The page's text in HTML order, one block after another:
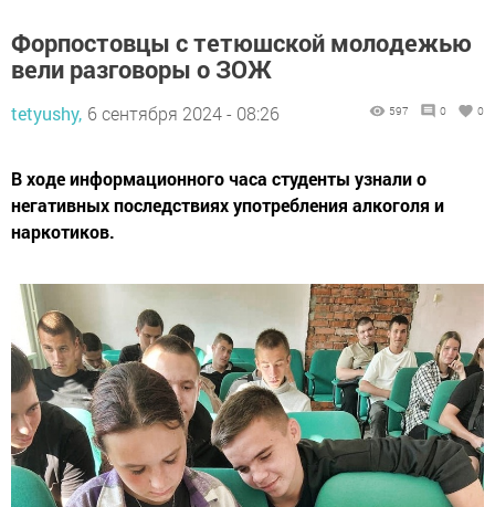
Форпостовцы с тетюшской молодежью
вели разговоры о ЗОЖ
tetyushy, 6 сентября 2024 - 08:26 597 0 0
В ходе информационного часа студенты узнали о
негативных последствиях употребления алкоголя и
наркотиков.